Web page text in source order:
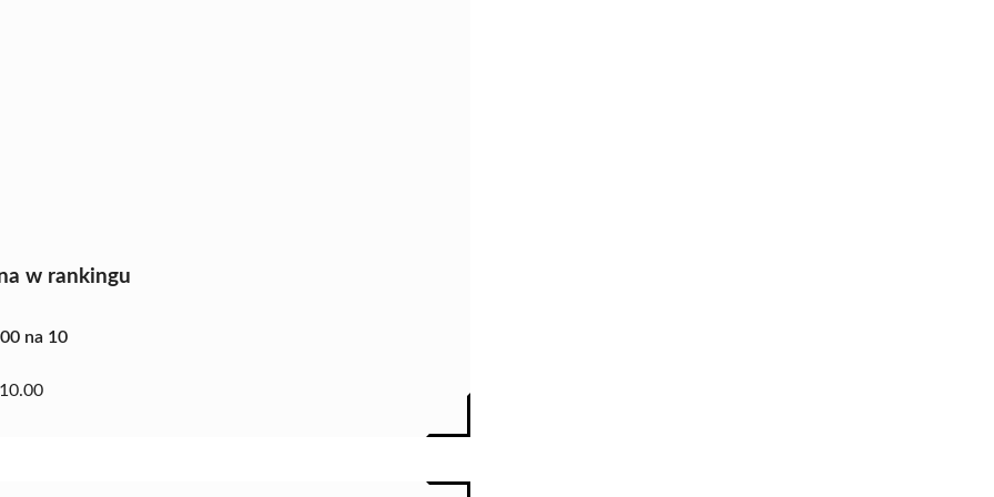
w rankingu
na 10
10.00